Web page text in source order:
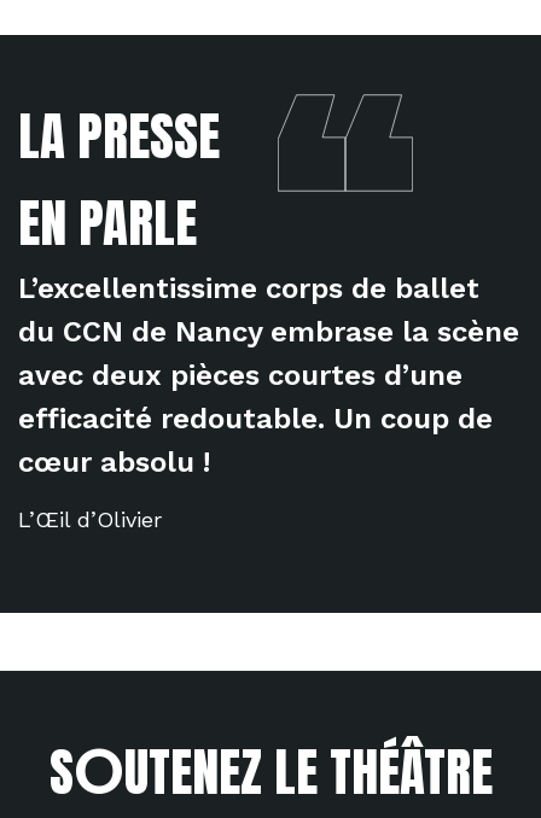
LA PRESSE
EN PARLE
L’excellentissime corps de ballet
du CCN de Nancy embrase la scène
avec deux pièces courtes d’une
efficacité redoutable. Un coup de
cœur absolu !
L’Œil d’Olivier
SOUTENEZ LE THÉÂTRE